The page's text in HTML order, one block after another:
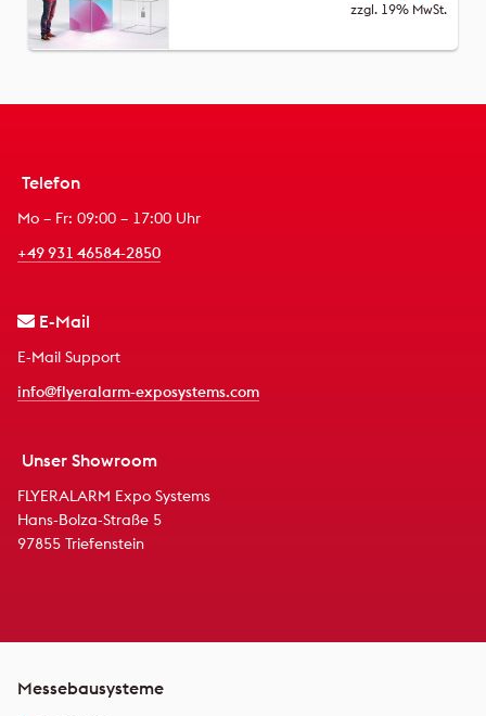
zzgl. 19% MwSt.
Telefon
Mo – Fr: 09:00 – 17:00 Uhr
+49 931 46584-2850
E-Mail
E-Mail Support
info@flyeralarm-exposystems.com
Unser Showroom
FLYERALARM Expo Systems
Hans-Bolza-Straße 5
97855 Triefenstein
Messebausysteme